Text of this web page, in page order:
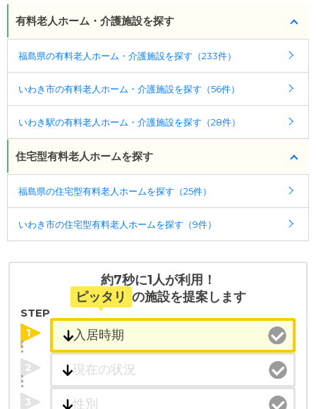
ケアスル 介護では詳細な料金プラン
す。詳しくはこちら。
・経験豊富な入居相談員が完全無料で施設探しをサ
入居相談：0120-579-721（無料）
受付時間：10：00～19：00
・全国10000件の介護施設情報を掲載
幅広い選択肢の中から、条件にあった施設を選ぶ
ことができます。
・こだわりの条件や医療体制から施設を探せる
「夫婦入居可」の施設、「看取り可」の施設など、
医療・看護体制から施設を探すこともできます。
・ＪＲ常磐線「いわき駅」より車で９分（約６km）
より車で２分（約６００m）
有料老人ホーム・介護施設を探す
福島県の有料老人ホーム・介護施設を探す（233件）
いわき市の有料老人ホーム・介護施設を探す（56件）
いわき駅の有料老人ホーム・介護施設を探す（28件）
住宅型有料老人ホームを探す
福島県の住宅型有料老人ホームを探す（25件）
いわき市の住宅型有料老人ホームを探す（9件）
約7秒に1人が利用！
ピッタリ の施設を提案します
STEP
1
2
3